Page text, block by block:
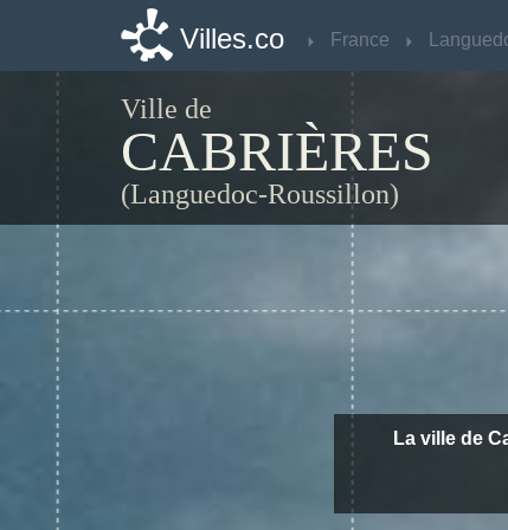
Villes.co France
Ville de
CABRIÈRES
(Languedoc-Roussillon)
La ville de
Villes.co France